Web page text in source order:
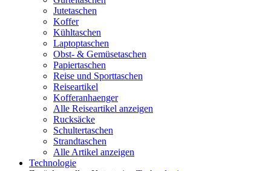
Jutetaschen
Koffer
Kühltaschen
Laptoptaschen
Obst- & Gemüsetaschen
Papiertaschen
Reise und Sporttaschen
Reiseartikel
Kofferanhaenger
Alle Reiseartikel anzeigen
Rucksäcke
Schultertaschen
Strandtaschen
Alle Artikel anzeigen
Technologie